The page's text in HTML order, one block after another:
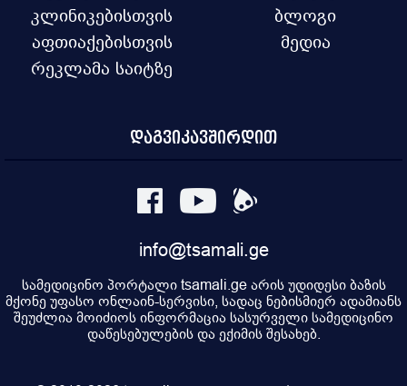
კლინიკებისთვის
აფთიაქებისთვის
რეკლამა საიტზე
ბლოგი
მედია
დაგვიკავშირდით
info@tsamali.ge
სამედიცინო პორტალი tsamali.ge არის უდიდესი ბაზის
მქონე უფასო ონლაინ-სერვისი, სადაც ნებისმიერ ადამიანს
შეუძლია მოიძიოს ინფორმაცია სასურველი სამედიცინო
დაწესებულების და ექიმის შესახებ.